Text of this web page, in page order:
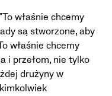
właśnie chcemy
są stworzone, aby
właśnie chcemy
i przełom, nie tylko
drużyny w